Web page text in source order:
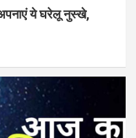
ये घरेलू नुस्खे,